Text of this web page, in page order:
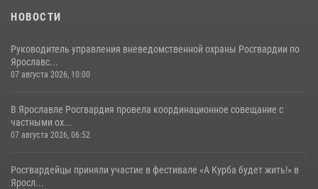
НОВОСТИ
Руководитель управления вневедомственной охраны Росгвардии по
Ярославс...
07 августа 2026, 10:00
В Ярославле Росгвардия провела координационное совещание с
частными ох...
07 августа 2026, 06:52
Росгвардейцы приняли участие в фестивале «А Курба будет жить!» в
Яросл...